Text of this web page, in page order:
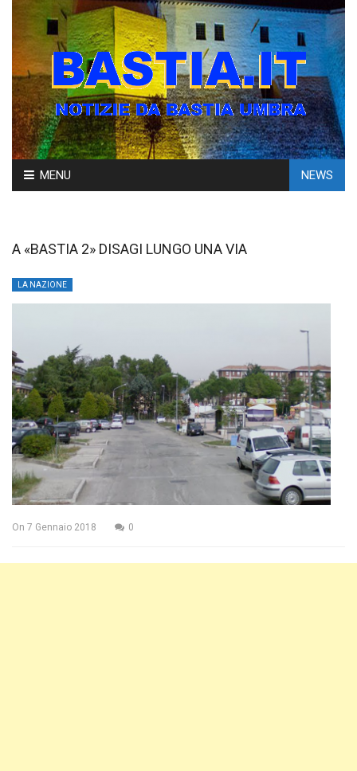
Skip
to
MENU NEWS
A «BASTIA 2» DISAGI LUNGO UNA VIA
LA NAZIONE
On 7 Gennaio 2018 0